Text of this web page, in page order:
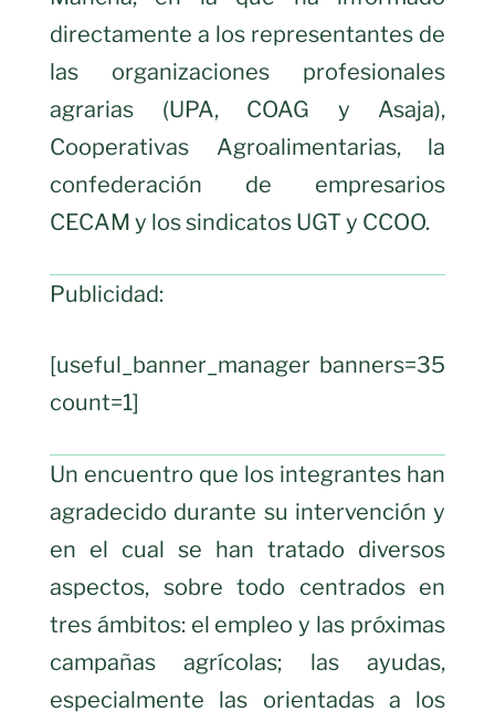
directamente a los representantes de
las organizaciones profesionales
agrarias (UPA, COAG y Asaja),
Cooperativas Agroalimentarias, la
confederación de empresarios
CECAM y los sindicatos UGT y CCOO.
Publicidad:
[useful_banner_manager banners=35
count=1]
Un encuentro que los integrantes han
agradecido durante su intervención y
en el cual se han tratado diversos
aspectos, sobre todo centrados en
tres ámbitos: el empleo y las próximas
campañas agrícolas; las ayudas,
especialmente las orientadas a los